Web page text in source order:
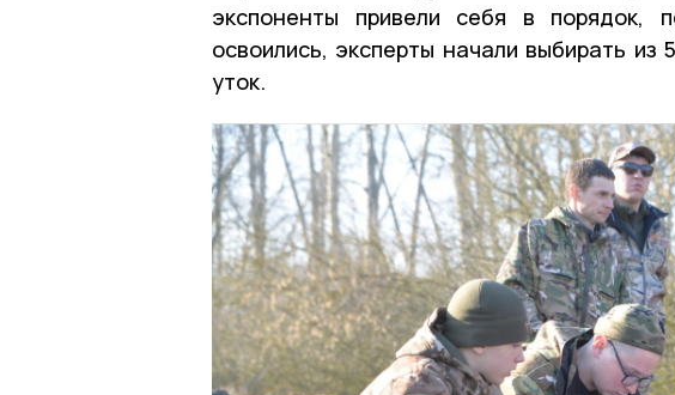
экспоненты привели себя в порядок,
освоились, эксперты начали выбирать
уток.